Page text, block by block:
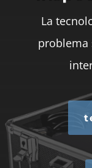
La
problema